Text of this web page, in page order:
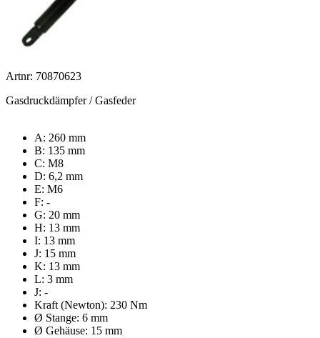
Artnr: 70870623
Gasdruckdämpfer / Gasfeder
A: 260 mm
B: 135 mm
C: M8
D: 6,2 mm
E: M6
F: -
G: 20 mm
H: 13 mm
I: 13 mm
J: 15 mm
K: 13 mm
L: 3 mm
J: -
Kraft (Newton): 230 Nm
Ø Stange: 6 mm
Ø Gehäuse: 15 mm